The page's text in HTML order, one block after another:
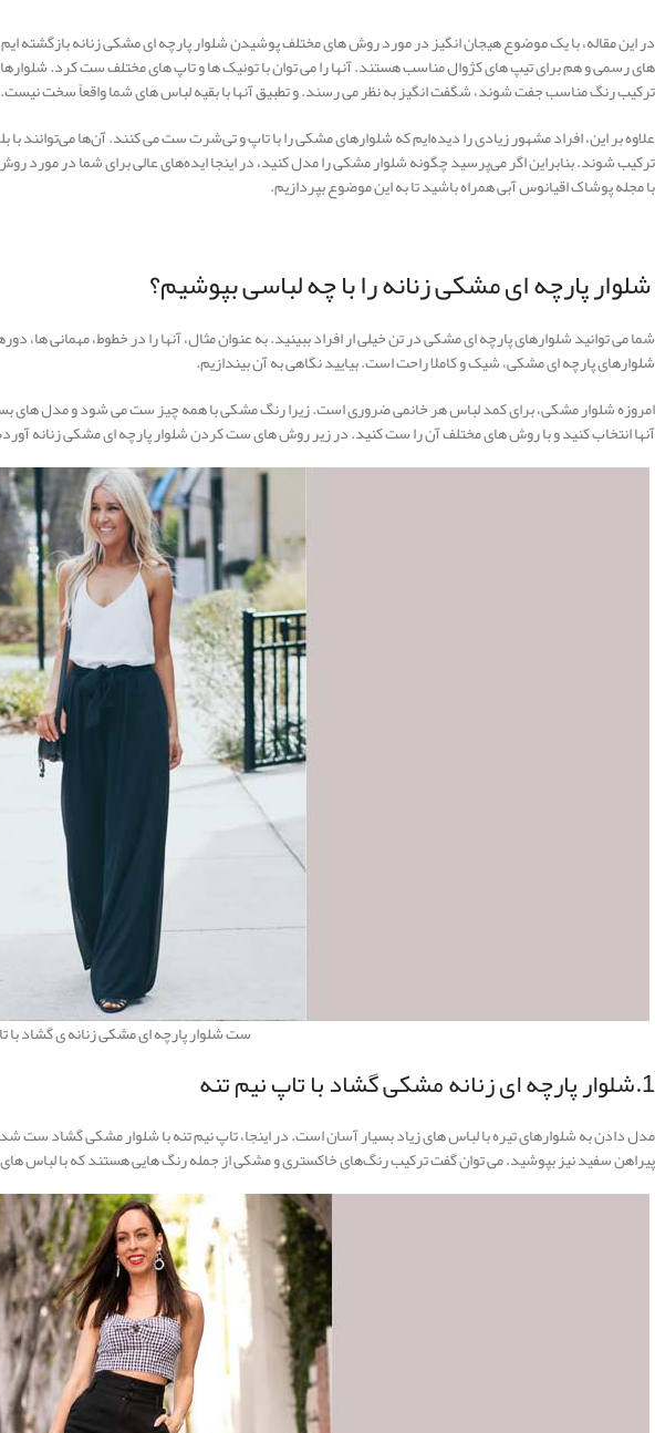
در این مقاله، با یک موضوع هیجان انگیز در مورد روش های مختلف پوشیدن شلوار پارچه ای مشکی زنانه بازگشته
های رسمی و هم برای تیپ های کژوال مناسب هستند. آنها را می توان با تونیک ها و تاپ های مختلف ست کرد.
ترکیب رنگ مناسب جفت شوند، شگفت انگیز به نظر می رسند. و تطبیق آنها با بقیه لباس های شما واقعاً سخت نیست.
علاوه بر این، افراد مشهور زیادی را دیده‌ایم که شلوارهای مشکی را با تاپ و تی‌شرت ست می کنند. آن‌ها می‌توانند
ترکیب شوند. بنابراین اگر می‌پرسید چگونه شلوار مشکی را مدل کنید، در اینجا ایده‌های عالی برای شما در
با مجله پوشاک اقیانوس آبی همراه باشید تا به این موضوع بپردازیم.
شلوار پارچه ای مشکی زنانه را با چه لباسی بپوشیم؟
شما می توانید شلوارهای پارچه ای مشکی در تن خیلی ار افراد ببینید. به عنوان مثال، آنها را در خطوط، مهمانی
شلوارهای پارچه ای مشکی، شیک و کاملا راحت است. بیایید نگاهی به آن بیندازیم.
امروزه شلوار مشکی، برای کمد لباس هر خانمی ضروری است. زیرا رنگ مشکی با همه چیز ست می شود و مدل های
آنها انتخاب کنید و با روش های مختلف آن را ست کنید. در زیر روش های ست کردن شلوار پارچه ای مشکی زنانه
ست شلوار پارچه ای مشکی زنانه ی گشاد با
1.شلوار پارچه ای زنانه مشکی گشاد با تاپ نیم تنه
مدل دادن به شلوارهای تیره با لباس های زیاد بسیار آسان است. در اینجا، تاپ نیم تنه با شلوار مشکی گشاد ست
پیراهن سفید نیز بپوشید. می توان گفت ترکیب رنگ‌های خاکستری و مشکی از جمله رنگ هایی هستند که با لباس